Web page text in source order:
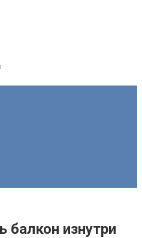
балкон изнутри